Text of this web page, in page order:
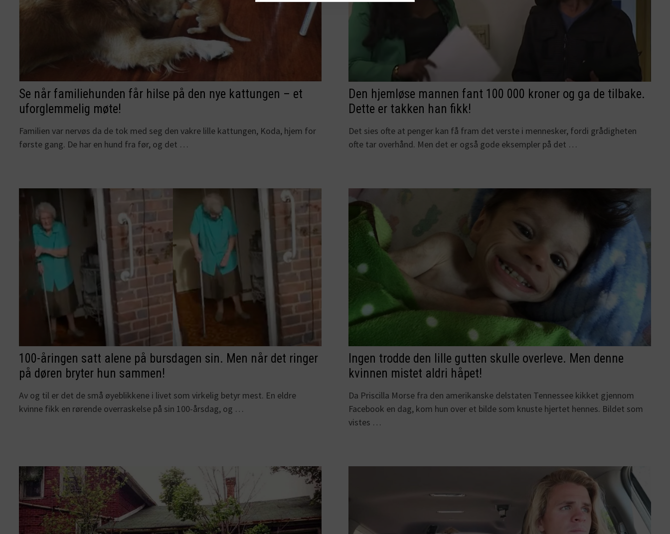
Se når familiehunden får hilse på den nye kattungen – et
uforglemmelig møte!
Familien var nervøs da de tok med seg den vakre lille kattungen, Koda, hjem for
første gang. De har en hund fra før, og det …
Den hjemløse mannen fant 100 000 kroner og ga de tilbake.
Dette er takken han fikk!
Det sies ofte at penger kan få fram det verste i mennesker, fordi grådigheten
ofte tar overhånd. Men det er også gode eksempler på det …
100-åringen satt alene på bursdagen sin. Men når det ringer
på døren bryter hun sammen!
Av og til er det de små øyeblikkene i livet som virkelig betyr mest. En eldre
kvinne fikk en rørende overraskelse på sin 100-årsdag, og …
Ingen trodde den lille gutten skulle overleve. Men denne
kvinnen mistet aldri håpet!
Da Priscilla Morse fra den amerikanske delstaten Tennessee kikket gjennom
Facebook en dag, kom hun over et bilde som knuste hjertet hennes. Bildet som
vistes …